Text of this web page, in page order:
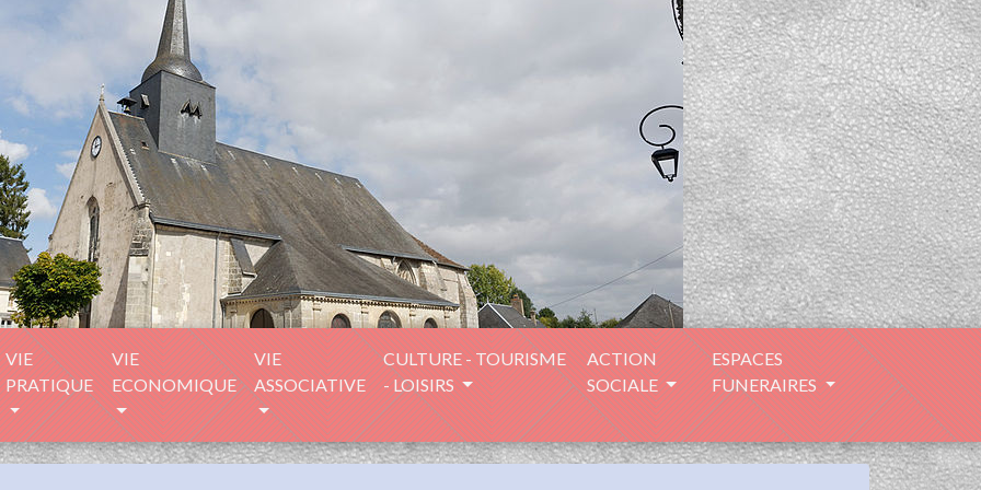
VIE
PRATIQUE
VIE
ECONOMIQUE
VIE
ASSOCIATIVE
CULTURE - TOURISME
- LOISIRS
ACTION
SOCIALE
ESPACES
FUNERAIRES